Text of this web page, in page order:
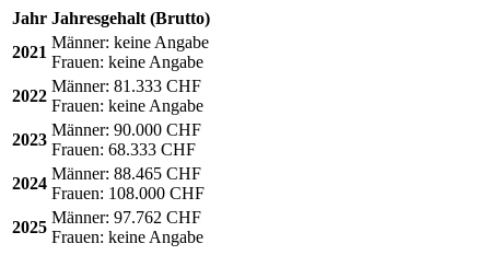
Jahr Jahresgehalt (Brutto)
2021
Männer: keine Angabe
Frauen: keine Angabe
2022
Männer: 81.333 CHF
Frauen: keine Angabe
2023
Männer: 90.000 CHF
Frauen: 68.333 CHF
2024
Männer: 88.465 CHF
Frauen: 108.000 CHF
2025
Männer: 97.762 CHF
Frauen: keine Angabe